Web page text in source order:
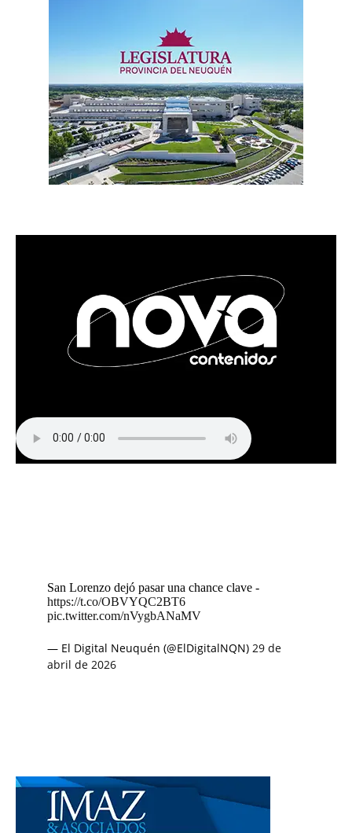
San Lorenzo dejó pasar una chance clave -
https://t.co/OBVYQC2BT6
pic.twitter.com/nVygbANaMV
— El Digital Neuquén (@ElDigitalNQN) 29 de
abril de 2026